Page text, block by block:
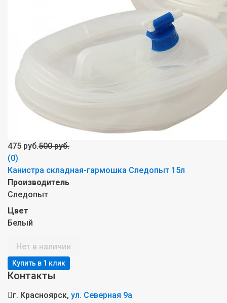
475 руб.500 руб.
(0)
Канистра складная-гармошка Следопыт 15л
Производитель
Следопыт
Цвет
Белый
Нет в наличии
Контакты
г. Красноярск, ул. Северная 9а